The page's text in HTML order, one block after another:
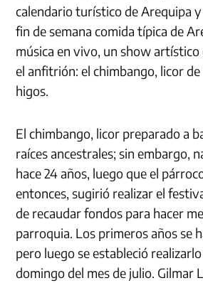
calendario turístico de Arequipa
fin de semana comida típica de
música en vivo, un show
el anfitrión: el chimbango, licor
higos.
El chimbango, licor preparado a
raíces ancestrales; sin embargo,
hace 24 años, luego que el
entonces, sugirió realizar el
de recaudar fondos para hacer
parroquia. Los primeros años se
pero luego se estableció
domingo del mes de julio. Gilmar